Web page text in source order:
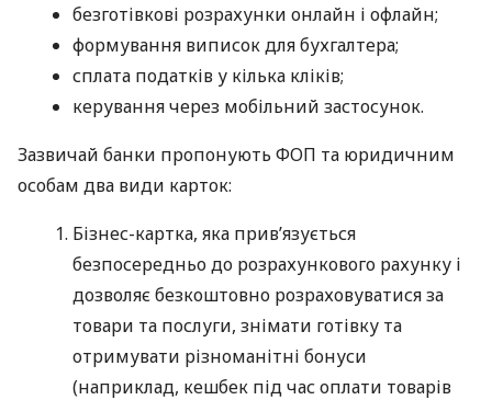
безготівкові розрахунки онлайн і офлайн;
формування виписок для бухгалтера;
сплата податків у кілька кліків;
керування через мобільний застосунок.
Зазвичай банки пропонують ФОП та юридичним
особам два види карток:
Бізнес-картка, яка прив’язується
безпосередньо до розрахункового рахунку і
дозволяє безкоштовно розраховуватися за
товари та послуги, знімати готівку та
отримувати різноманітні бонуси
(наприклад, кешбек під час оплати товарів